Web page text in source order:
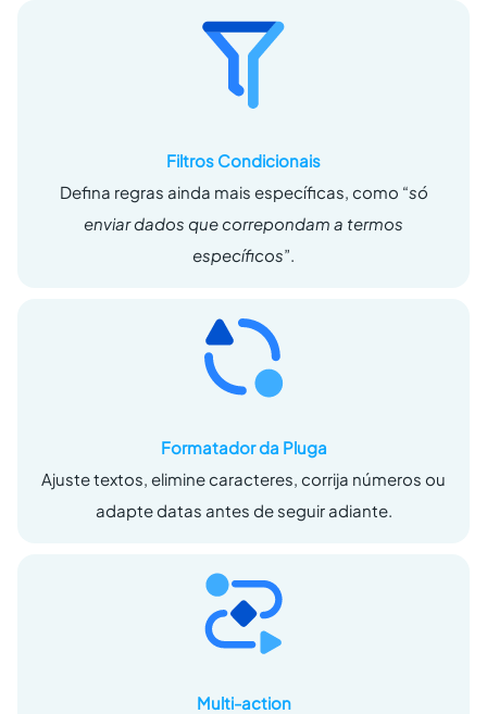
Filtros Condicionais
Defina regras ainda mais específicas, como “só
enviar dados que correpondam a termos
específicos”.
Formatador da Pluga
Ajuste textos, elimine caracteres, corrija números ou
adapte datas antes de seguir adiante.
Multi-action